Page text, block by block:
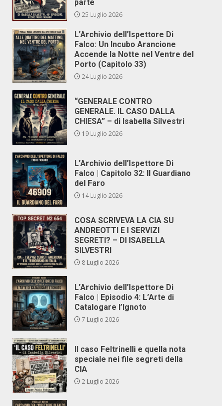
parte
25 Luglio 2026
L’Archivio dell’Ispettore Di
Falco: Un Incubo Arancione
Accende la Notte nel Ventre del
Porto (Capitolo 33)
24 Luglio 2026
“GENERALE CONTRO
GENERALE. IL CASO DALLA
CHIESA” – di Isabella Silvestri
19 Luglio 2026
L’Archivio dell’Ispettore Di
Falco | Capitolo 32: Il Guardiano
del Faro
14 Luglio 2026
COSA SCRIVEVA LA CIA SU
ANDREOTTI E I SERVIZI
SEGRETI? – DI ISABELLA
SILVESTRI
8 Luglio 2026
L’Archivio dell’Ispettore Di
Falco | Episodio 4: L’Arte di
Catalogare l’Ignoto
7 Luglio 2026
Il caso Feltrinelli e quella nota
speciale nei file segreti della
CIA
2 Luglio 2026